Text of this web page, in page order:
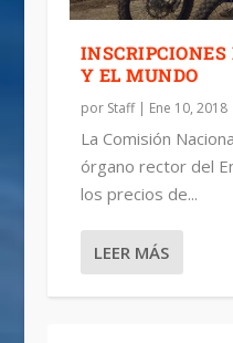
INSCRIPCIONES
Y EL MUNDO
por Staff| Ene 10, 2018
La Comisión
órgano rector del
los precios de...
LEER MÁS